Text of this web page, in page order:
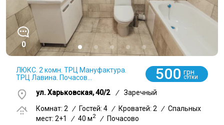
0
ЛЮКС. 2 комн. ТРЦ Мануфактура.
ТРЦ Лавина. Почасов...
500 грн
СУТКИ
ул. Харьковская, 40/2 /
Заречный
Комнат: 2
/ Гостей: 4 / Кроватей: 2 / Спальных
мест: 2+1
/ 40 м2 /
Почасово